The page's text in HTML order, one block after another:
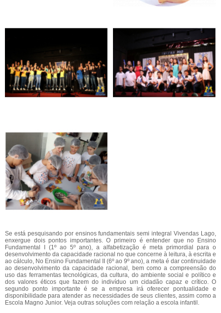
Se está pesquisando por ensinos fundamentais semi integral Vivendas Lago,
enxergue dois pontos importantes. O primeiro é entender que no Ensino
Fundamental I (1º ao 5º ano), a alfabetização é meta primordial para o
desenvolvimento da capacidade racional no que concerne à leitura, à escrita e
ao cálculo, No Ensino Fundamental II (6º ao 9º ano), a meta é dar continuidade
ao desenvolvimento da capacidade racional, bem como a compreensão do
uso das ferramentas tecnológicas, da cultura, do ambiente social e político e
dos valores éticos que fazem do indivíduo um cidadão capaz e crítico. O
segundo ponto importante é se a empresa irá oferecer pontualidade e
disponibilidade para atender as necessidades de seus clientes, assim como a
Escola Magno Junior. Veja outras soluções com relação a escola infantil.